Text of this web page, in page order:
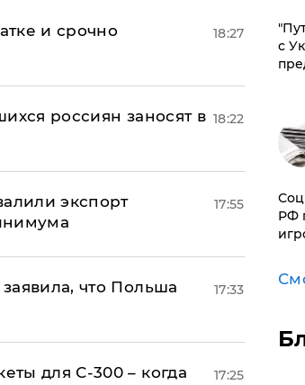
и срочно
18:27
россиян заносят в 18:22
экспорт
17:55
что Польша
17:33
для С-300 – когда
17:25
с
РФ